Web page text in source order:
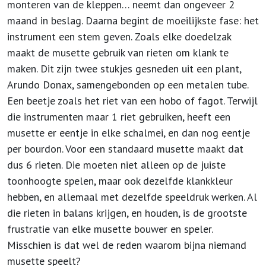
monteren van de kleppen… neemt dan ongeveer 2
maand in beslag. Daarna begint de moeilijkste fase: het
instrument een stem geven. Zoals elke doedelzak
maakt de musette gebruik van rieten om klank te
maken. Dit zijn twee stukjes gesneden uit een plant,
Arundo Donax, samengebonden op een metalen tube.
Een beetje zoals het riet van een hobo of fagot. Terwijl
die instrumenten maar 1 riet gebruiken, heeft een
musette er eentje in elke schalmei, en dan nog eentje
per bourdon. Voor een standaard musette maakt dat
dus 6 rieten. Die moeten niet alleen op de juiste
toonhoogte spelen, maar ook dezelfde klankkleur
hebben, en allemaal met dezelfde speeldruk werken. Al
die rieten in balans krijgen, en houden, is de grootste
frustratie van elke musette bouwer en speler.
Misschien is dat wel de reden waarom bijna niemand
musette speelt?